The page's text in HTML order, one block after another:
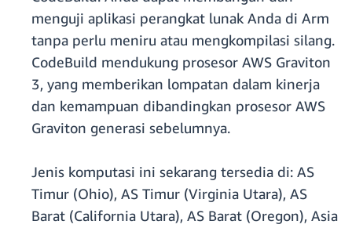
menguji aplikasi perangkat lunak Anda di Arm
tanpa perlu meniru atau mengkompilasi silang.
CodeBuild mendukung prosesor AWS Graviton
3, yang memberikan lompatan dalam kinerja
dan kemampuan dibandingkan prosesor AWS
Graviton generasi sebelumnya.
Jenis komputasi ini sekarang tersedia di: AS
Timur (Ohio), AS Timur (Virginia Utara), AS
Barat (California Utara), AS Barat (Oregon), Asia